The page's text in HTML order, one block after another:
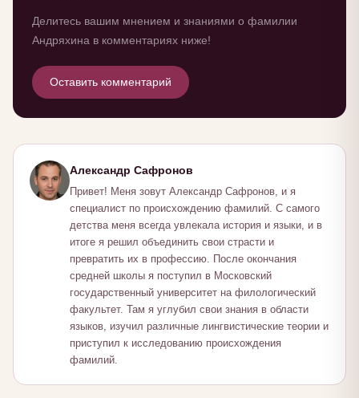
Делитесь вашим мнением и знаниями о фамилии
Андряхина в комментариях ниже!
Оставить комментарий
Александр Сафронов
Привет! Меня зовут Александр Сафронов, и я
специалист по происхождению фамилий. С самого
детства меня всегда увлекала история и языки, и в
итоге я решил объединить свои страсти и
превратить их в профессию. После окончания
средней школы я поступил в Московский
государственный университет на филологический
факультет. Там я углубил свои знания в области
языков, изучил различные лингвистические теории и
приступил к исследованию происхождения
фамилий.